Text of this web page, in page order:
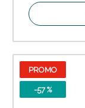
PROMO
-57 %